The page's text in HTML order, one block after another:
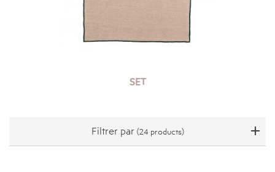
SET
Filtrer par (24 products)